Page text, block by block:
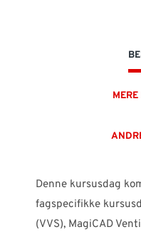
Denne kursusdag
fagspecifikke
(VVS), MagiCAD